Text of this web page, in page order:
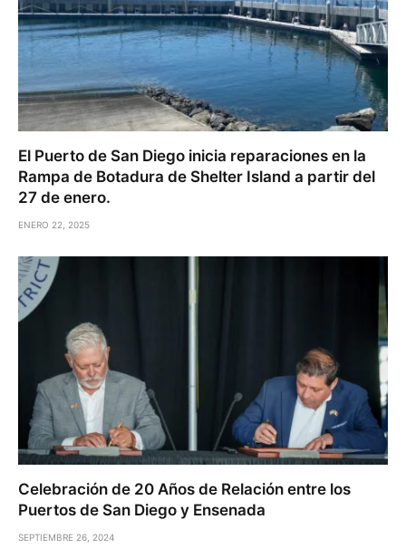
El Puerto de San Diego inicia reparaciones en la
Rampa de Botadura de Shelter Island a partir del
27 de enero.
ENERO 22, 2025
Celebración de 20 Años de Relación entre los
Puertos de San Diego y Ensenada
SEPTIEMBRE 26, 2024